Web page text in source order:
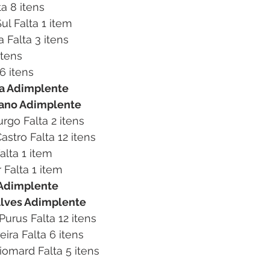
8 itens
Falta 1 item
Falta 3 itens
itens
Adimplente
Adimplente
Falta 2 itens
Falta 12 itens
1 item
Falta 1 item
Adimplente
Falta 12 itens
Falta 6 itens
Falta 5 itens